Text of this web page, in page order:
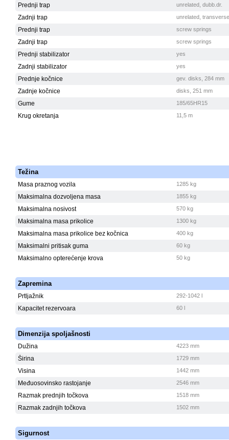
Prednji trap unrelated, dubb.dr.
Zadnji trap unrelated,
Prednji trap screw springs
Zadnji trap screw springs
Prednji stabilizator yes
Zadnji stabilizator yes
Prednje kočnice gev. disks, 284 mm
Zadnje kočnice disks, 251 mm
Gume 185/65HR15
Krug okretanja 11,5 m
Težina
Masa praznog vozila 1285 kg
Maksimalna dozvoljena masa 1855 kg
Maksimalna nosivost 570 kg
Maksimalna masa prikolice 1300 kg
Maksimalna masa prikolice bez kočnica 400 kg
Maksimalni pritisak guma 60 kg
Maksimalno opterećenje krova 50 kg
Zapremina
Prtljažnik 292-1042 l
Kapacitet rezervoara 60 l
Dimenzija spoljašnosti
Dužina 4223 mm
Širina 1729 mm
Visina 1442 mm
Međuosovinsko rastojanje 2546 mm
Razmak prednjih točkova 1518 mm
Razmak zadnjih točkova 1502 mm
Sigurnost